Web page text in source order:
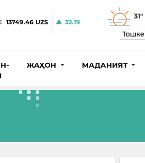
13749.46 UZS 32.19
31°
ЖАҲОН МАДАНИЯТ